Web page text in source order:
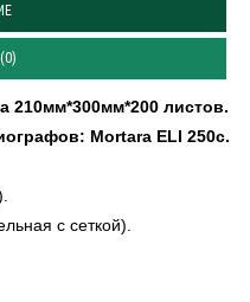
210мм*300мм*200 листов.
Mortara ELI 250c.
с сеткой).